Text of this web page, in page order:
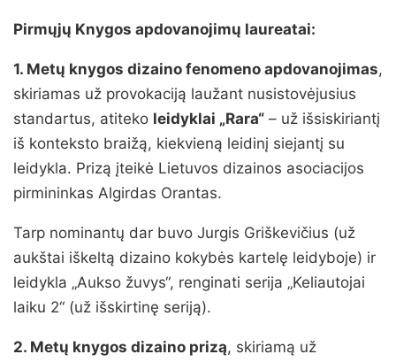
Pirmųjų Knygos apdovanojimų laureatai:
1. Metų knygos dizaino fenomeno apdovanojimas,
skiriamas už provokaciją laužant nusistovėjusius
standartus, atiteko leidyklai „Rara“ – už išsiskiriantį
iš konteksto braižą, kiekvieną leidinį siejantį su
leidykla. Prizą įteikė Lietuvos dizainos asociacijos
pirmininkas Algirdas Orantas.
Tarp nominantų dar buvo Jurgis Griškevičius (už
aukštai iškeltą dizaino kokybės kartelę leidyboje) ir
leidykla „Aukso žuvys“, renginati serija „Keliautojai
laiku 2“ (už išskirtinę seriją).
2. Metų knygos dizaino prizą, skiriamą už